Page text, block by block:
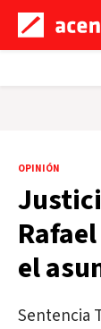
OPINIÓN
el
Sentencia